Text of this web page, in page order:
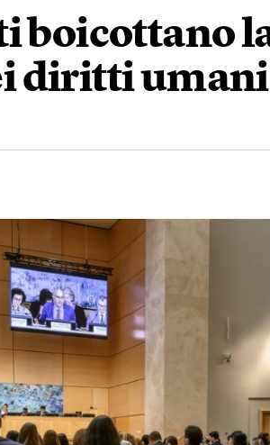
boicottano
diritti umani